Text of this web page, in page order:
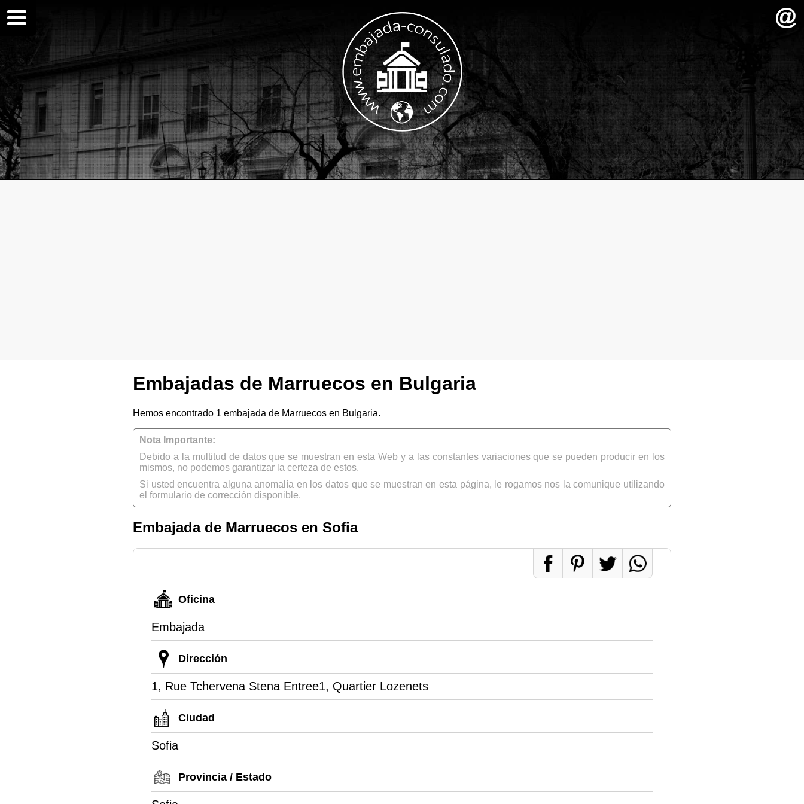
Embajadas de Marruecos en Bulgaria
Hemos encontrado 1 embajada de Marruecos en Bulgaria.
Nota Importante:
Debido a la multitud de datos que se muestran en esta Web y a las constantes variaciones que se pueden producir en los
mismos, no podemos garantizar la certeza de estos.
Si usted encuentra alguna anomalía en los datos que se muestran en esta página, le rogamos nos la comunique utilizando
el formulario de corrección disponible.
Embajada de Marruecos en Sofia
Oficina
Embajada
Dirección
1, Rue Tchervena Stena Entree1, Quartier Lozenets
Ciudad
Sofia
Provincia / Estado